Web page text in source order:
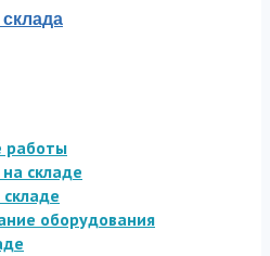
работы
складе
оборудования